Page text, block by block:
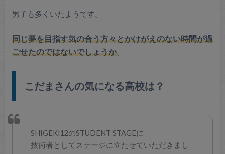
男子も多くいたようです。
同じ夢を目指す気の合う方々とかけがえのない時間が過
ごせたのではないでしょうか。
こだまさんの気になる高校は？
SHIGEKI12のSTUDENT STAGEに
技術者としてステージに立たせていただきまし